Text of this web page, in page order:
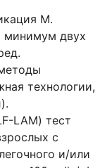
M.
минимум двух
технологии,
LAM) тест
с
и/или